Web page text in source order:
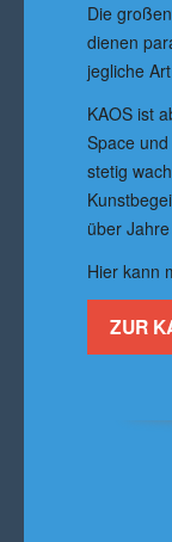
Die
dienen
jegliche
KAOS ist
Space
stetig
über
Hier kann
ZUR